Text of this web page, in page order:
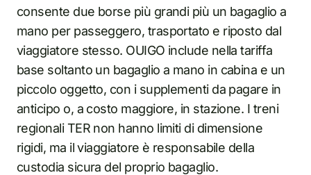
consente due borse più grandi più un bagaglio a
mano per passeggero, trasportato e riposto dal
viaggiatore stesso. OUIGO include nella tariffa
base soltanto un bagaglio a mano in cabina e un
piccolo oggetto, con i supplementi da pagare in
anticipo o, a costo maggiore, in stazione. I treni
regionali TER non hanno limiti di dimensione
rigidi, ma il viaggiatore è responsabile della
custodia sicura del proprio bagaglio.